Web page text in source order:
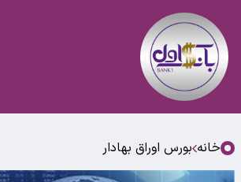
خانه بورس اوراق بهادار